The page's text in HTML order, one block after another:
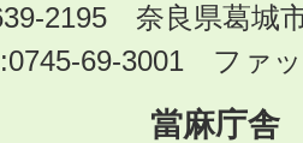
2195 奈良県葛城
69-3001 ファ
當麻庁舎